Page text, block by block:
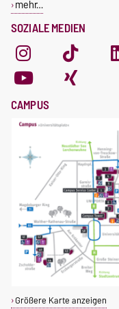
SOZIALE MEDIEN
mehr…
CAMPUS
Größere Karte anzeigen